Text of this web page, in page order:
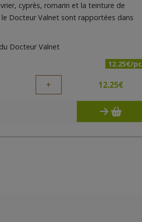
cyprès, romarin et la teinture de
Docteur Valnet sont rapportées dans
Docteur Valnet
12.25€/pc
+ 12.25€